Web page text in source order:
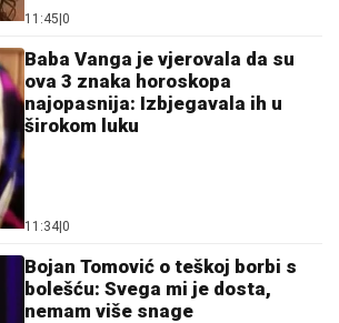
11:45|0
Baba Vanga je vjerovala da su
ova 3 znaka horoskopa
najopasnija: Izbjegavala ih u
širokom luku
11:34|0
Bojan Tomović o teškoj borbi s
bolešću: Svega mi je dosta,
nemam više snage